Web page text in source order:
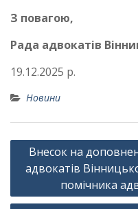
З повагою,
Рада адвокатів
19.12.2025 р.
Новини
Навігація
записів
Внесок на
адвокатів
помічника